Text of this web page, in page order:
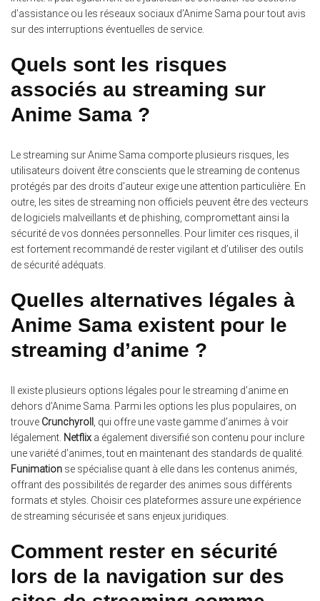
d’assistance ou les réseaux sociaux d’Anime Sama pour tout avis
sur des interruptions éventuelles de service.
Quels sont les risques
associés au streaming sur
Anime Sama ?
Le streaming sur Anime Sama comporte plusieurs risques, les
utilisateurs doivent être conscients que le streaming de contenus
protégés par des droits d’auteur exige une attention particulière. En
outre, les sites de streaming non officiels peuvent être des vecteurs
de logiciels malveillants et de phishing, compromettant ainsi la
sécurité de vos données personnelles. Pour limiter ces risques, il
est fortement recommandé de rester vigilant et d’utiliser des outils
de sécurité adéquats.
Quelles alternatives légales à
Anime Sama existent pour le
streaming d’anime ?
Il existe plusieurs options légales pour le streaming d’anime en
dehors d’Anime Sama. Parmi les options les plus populaires, on
trouve Crunchyroll
, qui offre une vaste gamme d’animes à voir
légalement. Netflix a également diversifié son contenu pour inclure
une variété d’animes, tout en maintenant des standards de qualité.
Funimation se spécialise quant à elle dans les contenus animés,
offrant des possibilités de regarder des animes sous différents
formats et styles. Choisir ces plateformes assure une expérience
de streaming sécurisée et sans enjeux juridiques.
Comment rester en sécurité
lors de la navigation sur des